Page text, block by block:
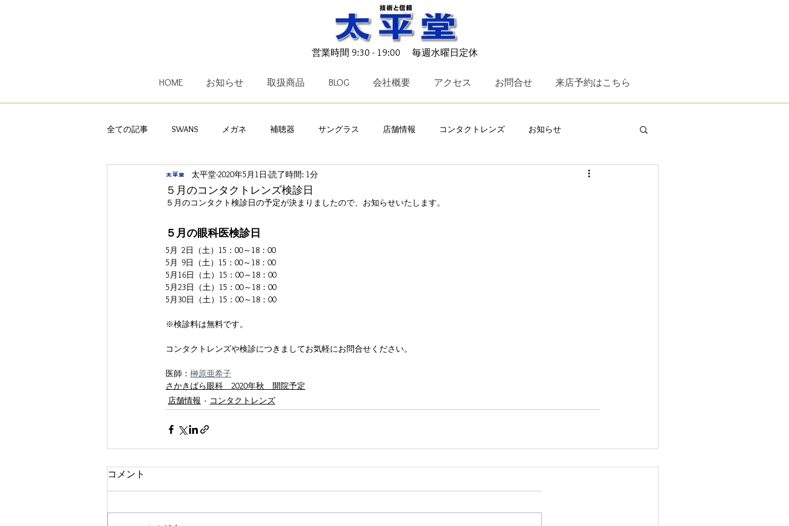
営業時間 9:30 - 19:00 毎週水曜日定休
HOME お知らせ 取扱商品 BLOG 会社概要 アクセス お問合せ 来店予約はこちら
全ての記事 SWANS メガネ 補聴器 サングラス 店舗情報 コンタクトレンズ お知らせ
子供用メガネ レンズ オークリー TALEX
SHU KUMEDA zeque
５月のコンタクトレンズ検診日
太平堂2020年5月1日 読了時間: 1分
５月のコンタクト検診日の予定が決まりましたので、お知らせいたします。
５月の眼科医検診日
5月  2日（土）15：00～18：00
5月  9日（土）15：00～18：00
5月16日（土）15：00～18：00
5月23日（土）15：00～18：00
5月30日（土）15：00～18：00
※検診料は無料です。
コンタクトレンズや検診につきましてお気軽にお問合せください。
医師： 榊原亜希子
さかきばら眼科　2020年秋　開院予定
店舗情報
コンタクトレンズ
コメント